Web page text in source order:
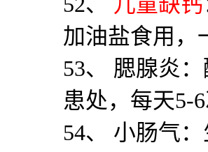
加油盐食用，
53、 腮腺炎
患处，每天5-6
54、 小肠气